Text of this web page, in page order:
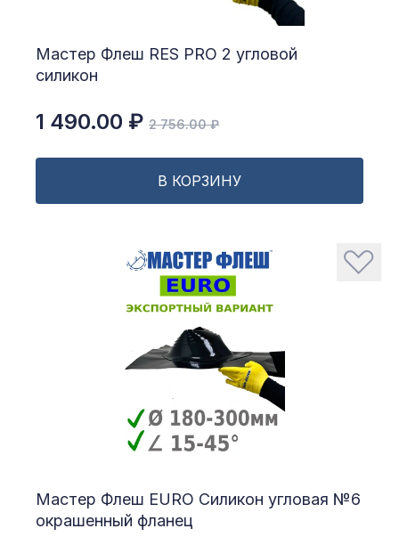
Мастер Флеш RES PRO 2 угловой
силикон
1 490.00 ₽ 2 756.00 ₽
В КОРЗИНУ
Мастер Флеш EURO Силикон угловая №6
окрашенный фланец